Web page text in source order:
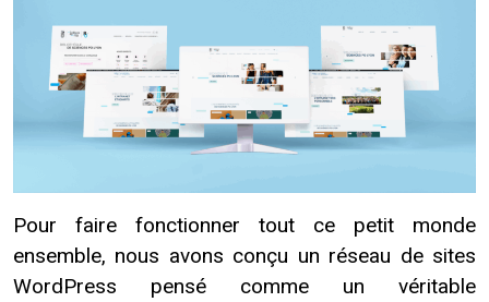
Pour faire fonctionner tout ce petit monde
ensemble, nous avons conçu un réseau de sites
WordPress pensé comme un véritable